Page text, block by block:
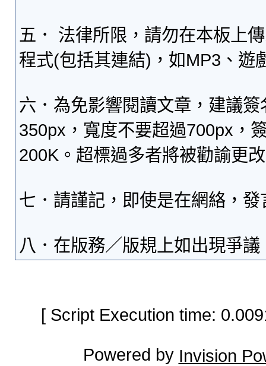
五． 法律所限，請勿在本板上
程式(包括其連結)，如MP3、遊
六．為免影響閱讀文章，建議
350px，寬度不要超過700px，
200K。超標過多者將被勸諭更
七．請謹記，即使是在網絡，
八．在版務／版規上如出現爭
[ Script Execution time:
Powered by Invision